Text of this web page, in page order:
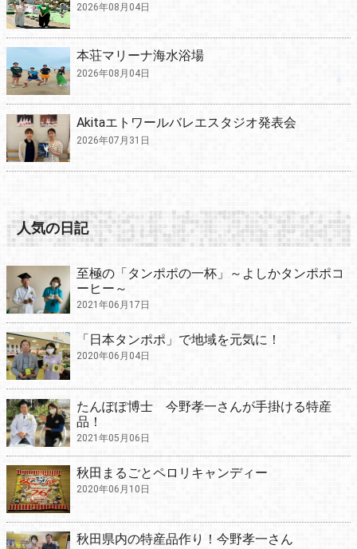
2026年08月04日
本荘マリーナ海水浴場
2026年08月04日
Akitaエトワールバレエスタジオ発表会
2026年07月31日
人気の日記
至極の「タンポポの一杯」～よしかタンポポコ
ーヒー～
2021年06月17日
「日本タンポポ」で地域を元気に！
2020年06月04日
たんぽぽ博士 今野孝一さんが手掛ける特産
品！
2021年05月06日
秋田まるごとペロリキャンディー
2020年06月10日
秋田県内の特産品作り！今野孝一さん